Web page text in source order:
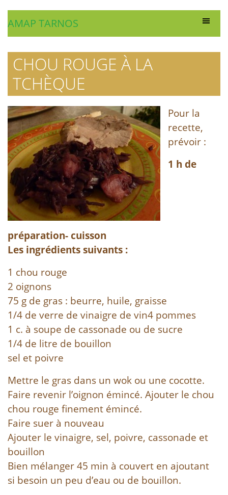
AMAP TARNOS
CHOU ROUGE À LA
TCHÈQUE
Pour la
recette,
prévoir :
1 h de
préparation- cuisson
Les ingrédients suivants :
1 chou rouge
2 oignons
75 g de gras : beurre, huile, graisse
1/4 de verre de vinaigre de vin4 pommes
1 c. à soupe de cassonade ou de sucre
1/4 de litre de bouillon
sel et poivre
Mettre le gras dans un wok ou une cocotte.
Faire revenir l’oignon émincé. Ajouter le chou
chou rouge finement émincé.
Faire suer à nouveau
Ajouter le vinaigre, sel, poivre, cassonade et
bouillon
Bien mélanger 45 min à couvert en ajoutant
si besoin un peu d’eau ou de bouillon.